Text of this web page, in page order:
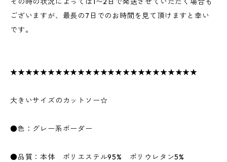
ございますが、最長の7日でのお時間を見て頂けますと幸い
です。
★★★★★★★★★★★★★★★★★★★★★★★★★
大きいサイズのカットソー☆
●色：グレー系ボーダー
●品質：本体 ポリエステル95% ポリウレタン5%